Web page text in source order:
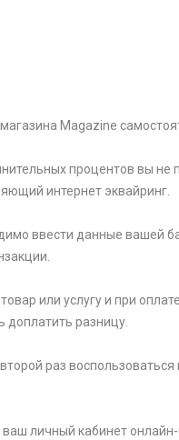
Magazine
процентов вы не
интернет эквайринг.
ввести данные вашей
или услугу и при
разницу.
раз
личный кабинет